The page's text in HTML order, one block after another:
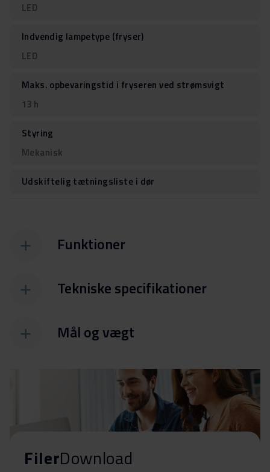
LED
Indvendig lampetype (fryser)
LED
Maks. opbevaringstid i fryseren ved strømsvigt
13 h
Styring
Mekanisk
Udskiftelig tætningsliste i dør
Funktioner
Tekniske specifikationer
Mål og vægt
FilerDownload